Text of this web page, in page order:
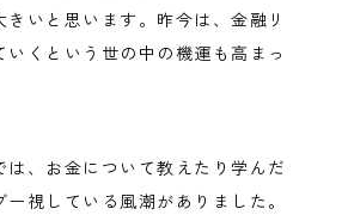
いと思います。昨今は、金融リ
いくという世の中の機運も高まっ
は、お金について教えたり学んだ
ー視している風潮がありました。